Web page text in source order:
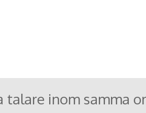
talare inom samma